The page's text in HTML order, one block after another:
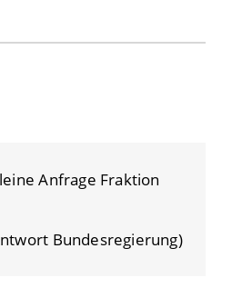
Anfrage Fraktion
Bundesregierung)